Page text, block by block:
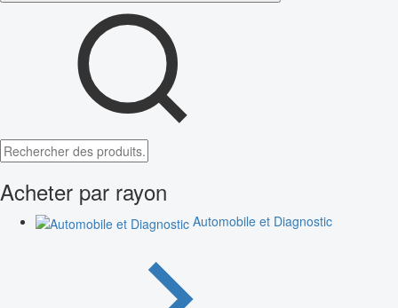
Acheter par rayon
Automobile et Diagnostic